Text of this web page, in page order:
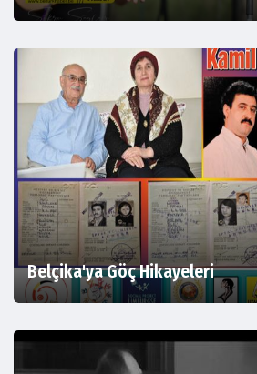
Belçika'ya Göç Hikayeleri